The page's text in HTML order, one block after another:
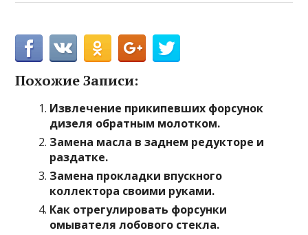
Похожие Записи:
Извлечение прикипевших форсунок
дизеля обратным молотком.
Замена масла в заднем редукторе и
раздатке.
Замена прокладки впускного
коллектора своими руками.
Как отрегулировать форсунки
омывателя лобового стекла.